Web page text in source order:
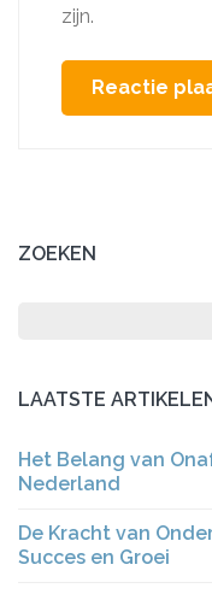
zijn.
ZOEKEN
LAATSTE
Het Belang van
Nederland
De Kracht van
Succes en Groei